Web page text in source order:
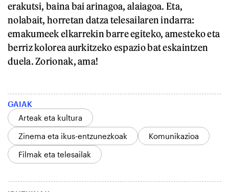
erakutsi, baina bai arinagoa, alaiagoa. Eta,
nolabait, horretan datza telesailaren indarra:
emakumeek elkarrekin barre egiteko, amesteko eta
berriz kolorea aurkitzeko espazio bat eskaintzen
duela. Zorionak, ama!
GAIAK
Arteak eta kultura
Zinema eta ikus-entzunezkoak
Komunikazioa
Filmak eta telesailak